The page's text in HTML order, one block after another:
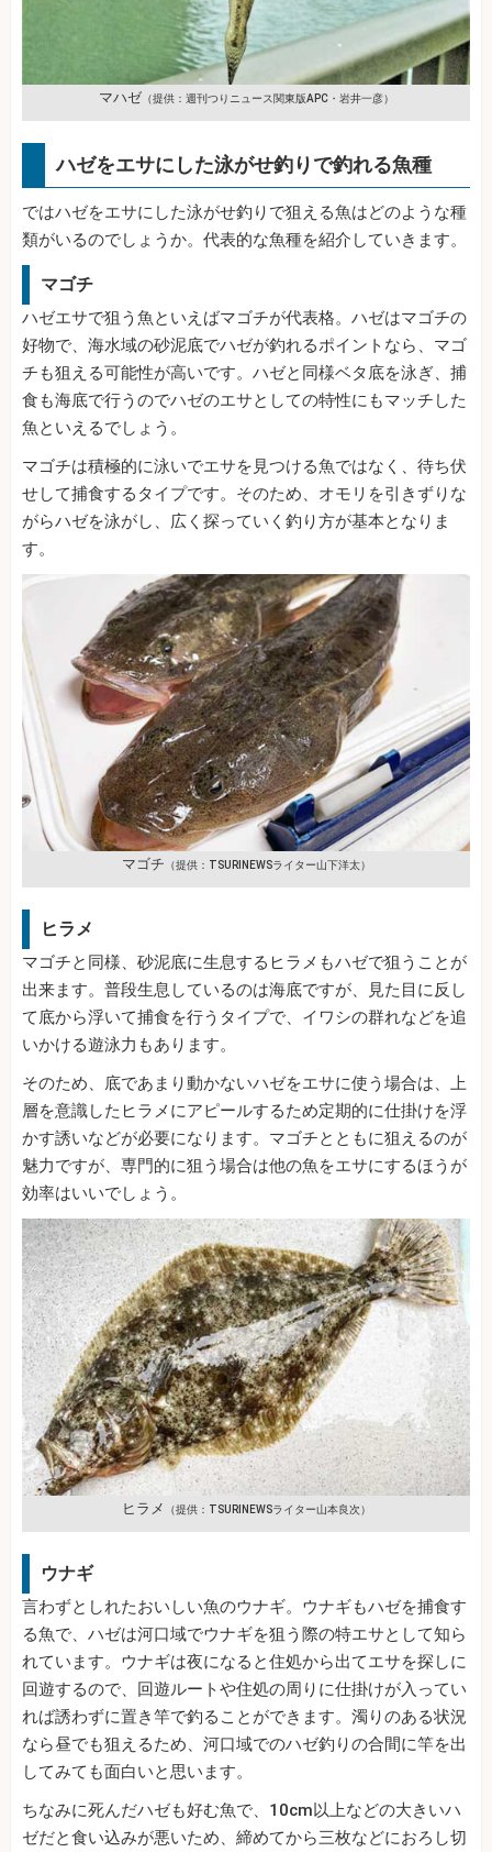
マハゼ （提供：週刊つりニュース関東版APC・岩井一彦）
ハゼをエサにした泳がせ釣りで釣れる魚種
ではハゼをエサにした泳がせ釣りで狙える魚はどのような種
類がいるのでしょうか。代表的な魚種を紹介していきます。
マゴチ
ハゼエサで狙う魚といえばマゴチが代表格。ハゼはマゴチの
好物で、海水域の砂泥底でハゼが釣れるポイントなら、マゴ
チも狙える可能性が高いです。ハゼと同様ベタ底を泳ぎ、捕
食も海底で行うのでハゼのエサとしての特性にもマッチした
魚といえるでしょう。
マゴチは積極的に泳いでエサを見つける魚ではなく、待ち伏
せして捕食するタイプです。そのため、オモリを引きずりな
がらハゼを泳がし、広く探っていく釣り方が基本となりま
す。
マゴチ （提供：TSURINEWSライター山下洋太）
ヒラメ
マゴチと同様、砂泥底に生息するヒラメもハゼで狙うことが
出来ます。普段生息しているのは海底ですが、見た目に反し
て底から浮いて捕食を行うタイプで、イワシの群れなどを追
いかける遊泳力もあります。
そのため、底であまり動かないハゼをエサに使う場合は、上
層を意識したヒラメにアピールするため定期的に仕掛けを浮
かす誘いなどが必要になります。マゴチとともに狙えるのが
魅力ですが、専門的に狙う場合は他の魚をエサにするほうが
効率はいいでしょう。
ヒラメ （提供：TSURINEWSライター山本良次）
ウナギ
言わずとしれたおいしい魚のウナギ。ウナギもハゼを捕食す
る魚で、ハゼは河口域でウナギを狙う際の特エサとして知ら
れています。ウナギは夜になると住処から出てエサを探しに
回遊するので、回遊ルートや住処の周りに仕掛けが入ってい
れば誘わずに置き竿で釣ることができます。濁りのある状況
なら昼でも狙えるため、河口域でのハゼ釣りの合間に竿を出
してみても面白いと思います。
ちなみに死んだハゼも好む魚で、10cm以上などの大きいハ
ゼだと食い込みが悪いため、締めてから三枚などにおろし切